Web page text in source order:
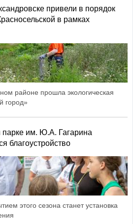
привели в порядок
в рамках
районе прошла экологическая
город»
парке им. Ю.А. Гагарина
благоустройство
этого сезона станет установка